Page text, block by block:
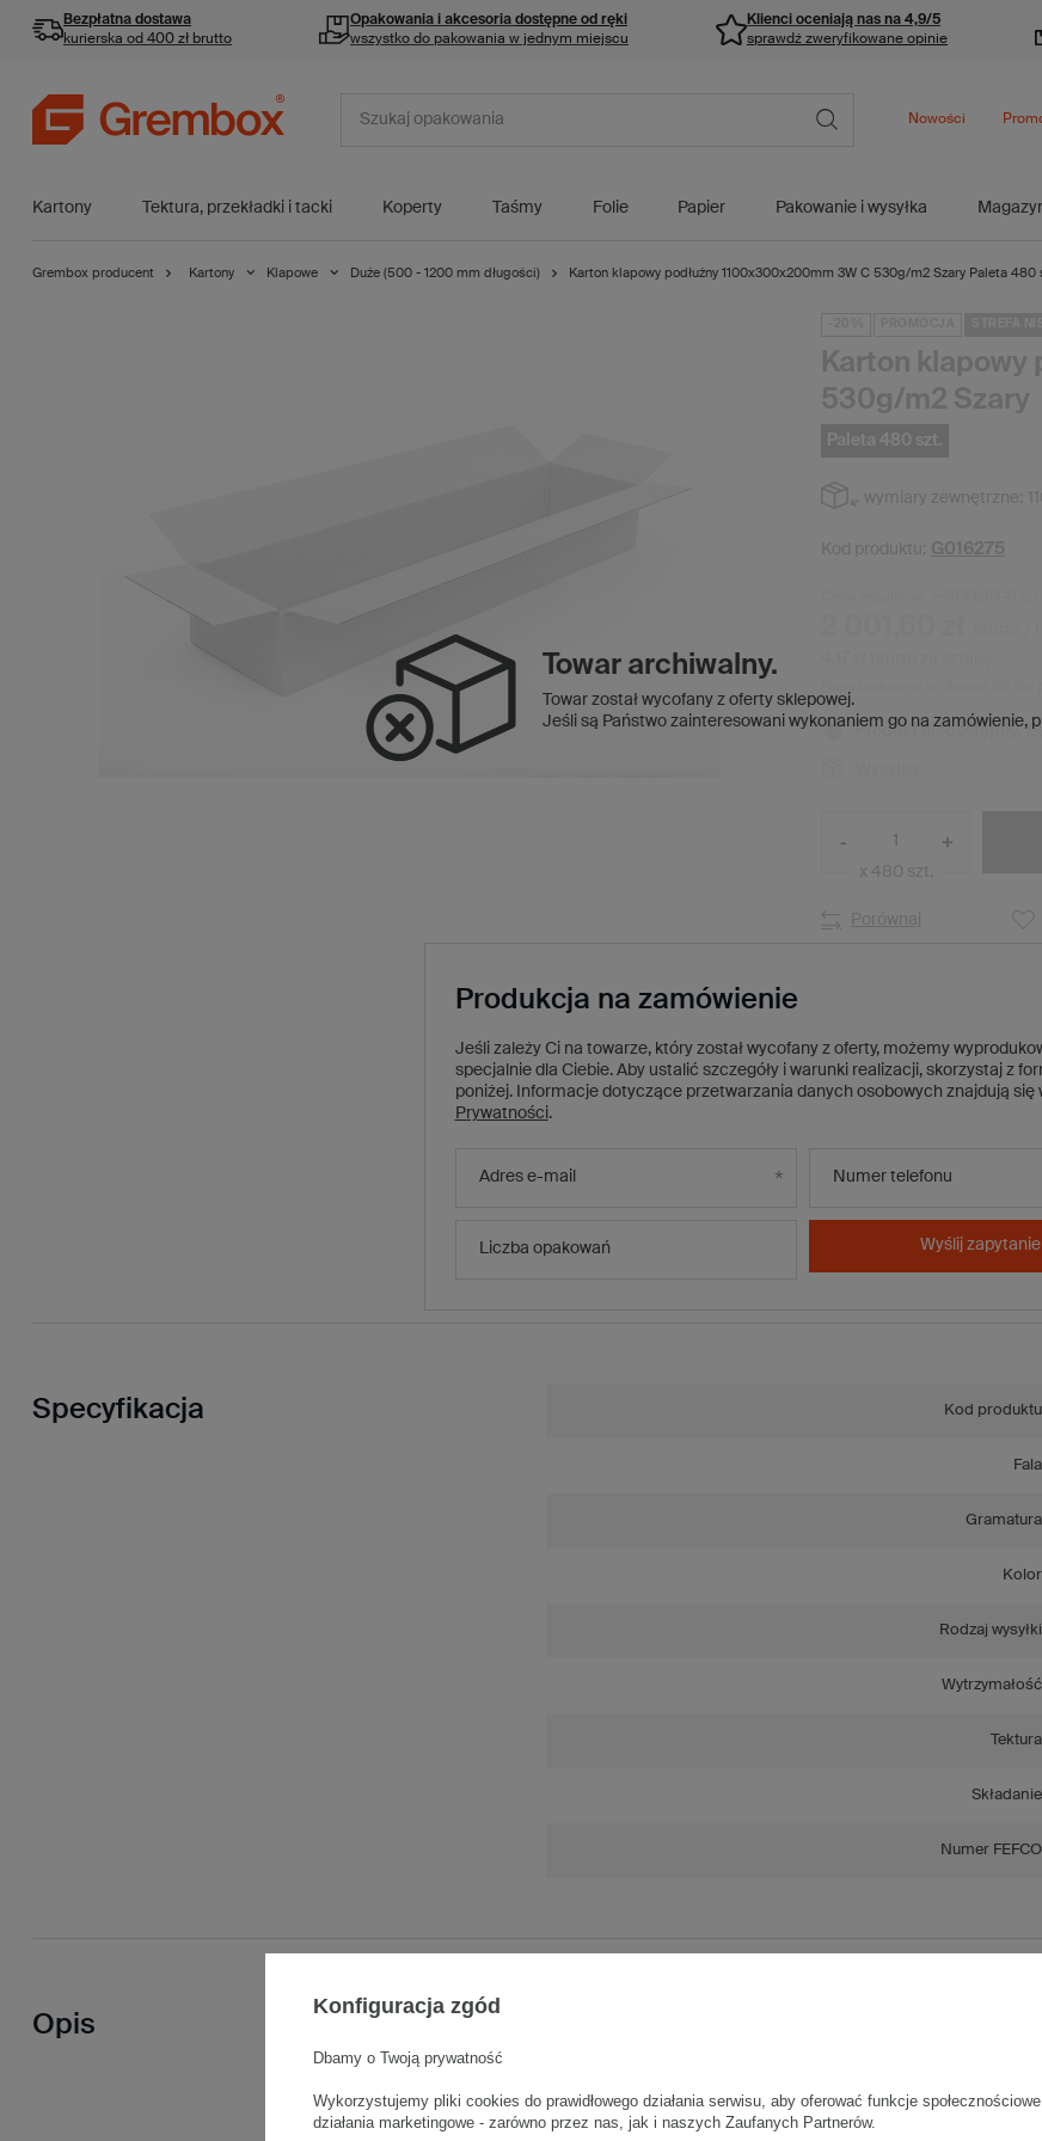
Bezpłatna dostawa
kurierska od 400 zł brutto
Opakowania i akcesoria dostępne od ręki
wszystko do pakowania w jednym miejscu
Klienci oceniają nas na 4,9/5
sprawdź zweryfikowane opinie
Kartony Tektura, przekładki i tacki Koperty Taśmy Folie Papier Pakowanie i wysyłka
Nowości
Grembox producent Kartony Klapowe Duże (500 - 1200 mm długości) Karton klapowy podłużny 1100x300x200mm 3W C 530g/m2 Szary Paleta 480
Towar archiwalny.
Towar został wycofany z oferty sklepowej.
Jeśli są Państwo zainteresowani wykonaniem go na zamówienie,
Produkcja na zamówienie
Jeśli zależy Ci na towarze, który został wycofany z oferty, możemy
specjalnie dla Ciebie. Aby ustalić szczegóły i warunki realizacji, skorzystaj z
poniżej. Informacje dotyczące przetwarzania danych osobowych znajdują się
Prywatności.
Adres e-mail Numer telefonu
Liczba opakowań Wyślij zapytanie
Karton klapowy
530g/m2 Szary
Paleta 480 szt.
wymiary zewnętrzne:
Kod produktu: G016275
Produkt niedostępny.
- +
x 480 szt.
Porównaj
Specyfikacja Kod produktu
Fala
Gramatura
Kolor
Rodzaj wysyłki
Wytrzymałość
Tektura
Składanie
Numer FEFCO
Opis
Wymiary:
• zewnętrzne: 1100x300x200 mm
Konfiguracja zgód
Dbamy o Twoją prywatność
Wykorzystujemy pliki cookies do prawidłowego działania serwisu, aby oferować funkcje
działania marketingowe - zarówno przez nas, jak i naszych Zaufanych Partnerów.